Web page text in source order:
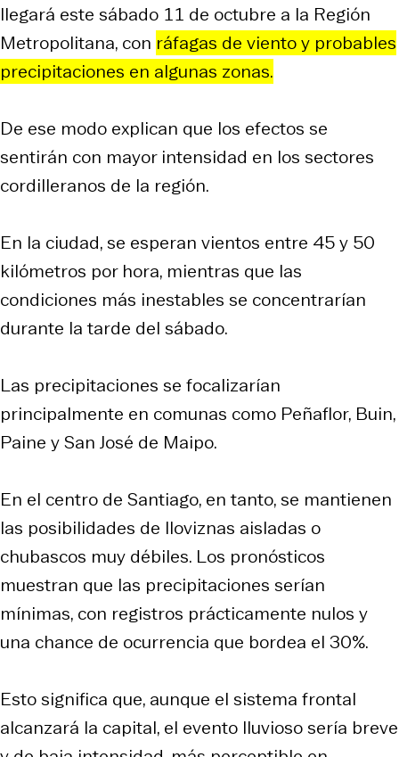
llegará este sábado 11 de octubre a la Región
Metropolitana, con ráfagas de viento y probables
precipitaciones en algunas zonas.
De ese modo explican que los efectos se
sentirán con mayor intensidad en los sectores
cordilleranos de la región.
En la ciudad, se esperan vientos entre 45 y 50
kilómetros por hora, mientras que las
condiciones más inestables se concentrarían
durante la tarde del sábado.
Las precipitaciones se focalizarían
principalmente en comunas como Peñaflor, Buin,
Paine y San José de Maipo.
En el centro de Santiago, en tanto, se mantienen
las posibilidades de lloviznas aisladas o
chubascos muy débiles. Los pronósticos
muestran que las precipitaciones serían
mínimas, con registros prácticamente nulos y
una chance de ocurrencia que bordea el 30%.
Esto significa que, aunque el sistema frontal
alcanzará la capital, el evento lluvioso sería breve